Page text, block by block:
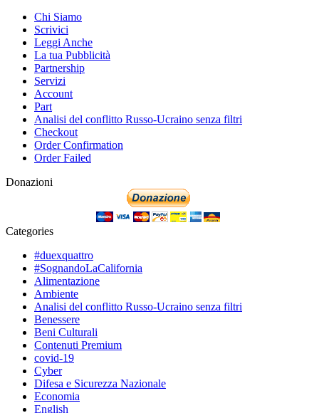
Chi Siamo
Scrivici
Leggi Anche
La tua Pubblicità
Partnership
Servizi
Account
Part
Analisi del conflitto Russo-Ucraino senza filtri
Checkout
Order Confirmation
Order Failed
Donazioni
Categories
#duexquattro
#SognandoLaCalifornia
Alimentazione
Ambiente
Analisi del conflitto Russo-Ucraino senza filtri
Benessere
Beni Culturali
Contenuti Premium
covid-19
Cyber
Difesa e Sicurezza Nazionale
Economia
English